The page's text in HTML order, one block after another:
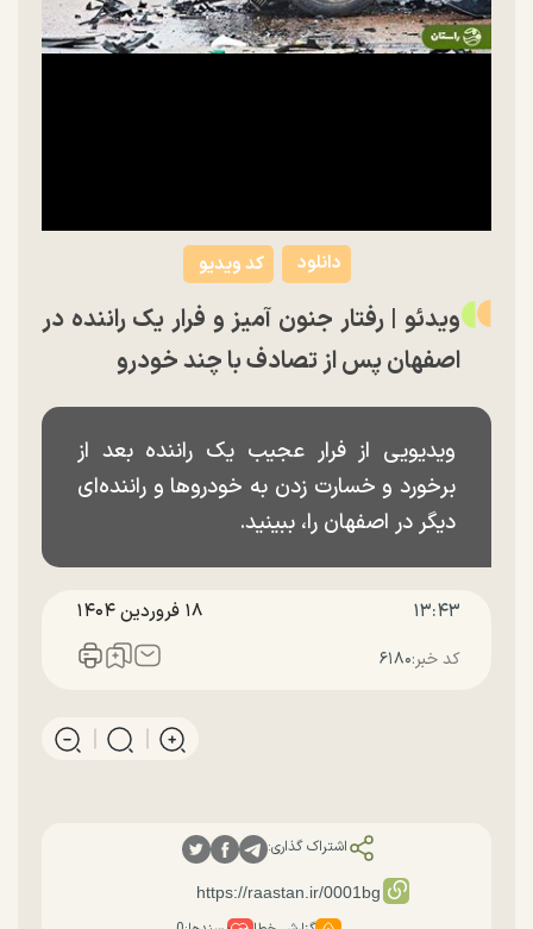
کد ویدیو دانلود
ویدئو | رفتار جنون آمیز و فرار یک راننده در
اصفهان پس از تصادف با چند خودرو
ویدیویی از فرار عجیب یک راننده بعد از
برخورد و خسارت زدن به خودروها و راننده‌ای
دیگر در اصفهان را، ببینید.
۱۳:۴۳ ۱۸ فروردين ۱۴۰۴
کد خبر:۶۱۸۰
اشتراک گذاری: